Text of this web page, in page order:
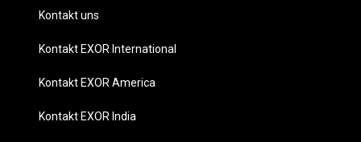
Kontakt uns
Kontakt EXOR International
Kontakt EXOR America
Kontakt EXOR India